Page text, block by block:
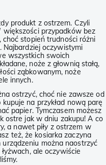
produkt z ostrzem. Czyli
większości przypadków bez
stopień trudności różni
Najbardziej oczywistymi
wszystkich swoich
noże z głownią stałą,
ząbkowanym, noże
innych.
ostrzyć, choć nie zawsze od
na przykład nową parę
papier. Tymczasem możesz
ostre jak w dniu zakupu! A co
a nawet piły z ostrzem w
też, że kosiarka zaczyna
można naostrzyć
ale oczywiście